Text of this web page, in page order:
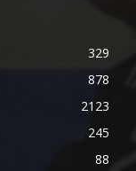
329
878
2123
245
88